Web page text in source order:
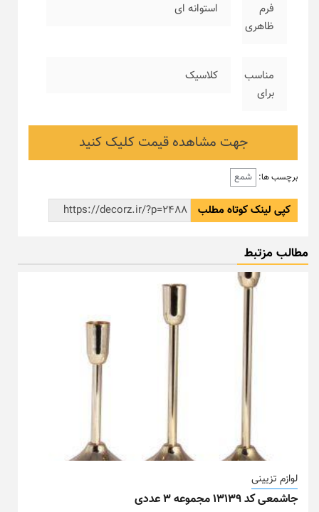
فرم
ظاهری
استوانه ای
مناسب
برای
کلاسیک
جهت مشاهده قیمت کلیک کنید
برچسب ها: شمع
کپی لینک کوتاه مطلب
مطالب مزتبط
لوازم تزیینی
جاشمعی کد ۱۳۱۳۹ مجموعه ۳ عددی